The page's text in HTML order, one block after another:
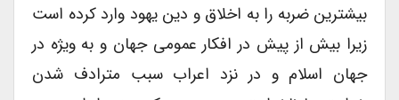
بیشترین ضربه را به اخلاق و دین یهود وارد کرده است
زیرا بیش از پیش در افکار عمومی جهان و به ویژه در
جهان اسلام و در نزد اعراب سبب مترادف شدن